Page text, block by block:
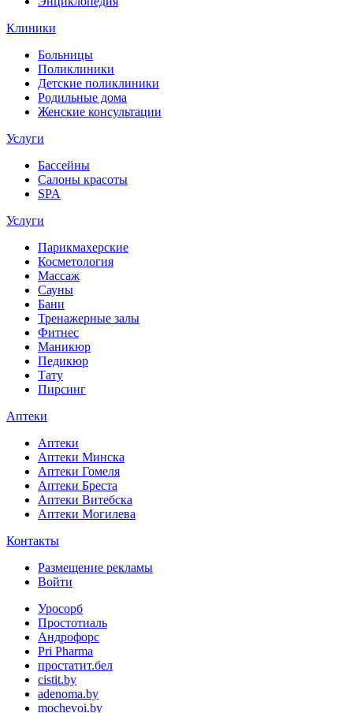
Клиники
Больницы
Поликлиники
Детские поликлиники
Родильные дома
Женские консультации
Услуги
Бассейны
Салоны красоты
SPA
Услуги
Парикмахерские
Косметология
Массаж
Сауны
Бани
Тренажерные залы
Фитнес
Маникюр
Педикюр
Тату
Пирсинг
Аптеки
Аптеки
Аптеки Минска
Аптеки Гомеля
Аптеки Бреста
Аптеки Витебска
Аптеки Могилева
Контакты
Размещение рекламы
Войти
Уросорб
Простотиаль
Андрофорс
Pri Pharma
простатит.бел
cistit.by
adenoma.by
mochevoi.by